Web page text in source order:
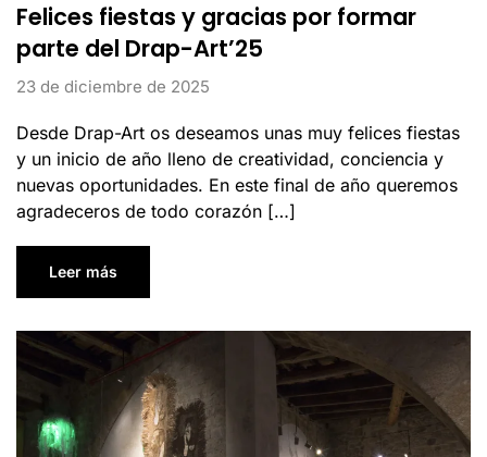
Felices fiestas y gracias por formar
parte del Drap-Art’25
23 de diciembre de 2025
Desde Drap-Art os deseamos unas muy felices fiestas
y un inicio de año lleno de creatividad, conciencia y
nuevas oportunidades. En este final de año queremos
agradeceros de todo corazón […]
Leer más